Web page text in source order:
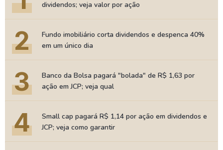
dividendos; veja valor por ação
2
Fundo imobiliário corta dividendos e despenca 40%
em um único dia
3
Banco da Bolsa pagará "bolada" de R$ 1,63 por
ação em JCP; veja qual
4
Small cap pagará R$ 1,14 por ação em dividendos e
JCP; veja como garantir